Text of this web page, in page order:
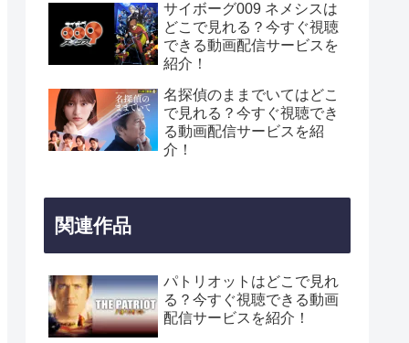
サイボーグ009 ネメシスは
どこで見れる？今すぐ視聴
できる動画配信サービスを
紹介！
名探偵のままでいてはどこ
で見れる？今すぐ視聴でき
る動画配信サービスを紹
介！
関連作品
パトリオットはどこで見れ
る？今すぐ視聴できる動画
配信サービスを紹介！